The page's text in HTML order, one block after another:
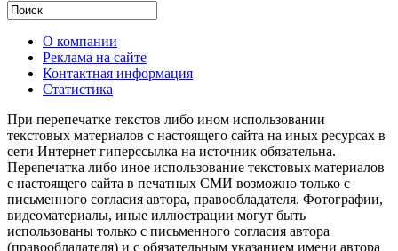
О компании
Реклама на сайте
Контактная информация
Статистика
При перепечатке текстов либо ином использовании
текстовых материалов с настоящего сайта на иных ресурсах в
сети Интернет гиперссылка на источник обязательна.
Перепечатка либо иное использование текстовых материалов
с настоящего сайта в печатных СМИ возможно только с
письменного согласия автора, правообладателя. Фотографии,
видеоматериалы, иные иллюстрации могут быть
использованы только с письменного согласия автора
(правообладателя) и с обязательным указанием имени автора